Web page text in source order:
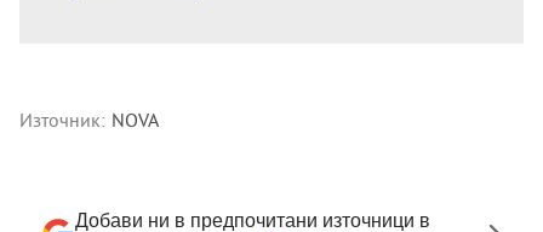
Източник: NOVA
Добави ни в предпочитани източници в